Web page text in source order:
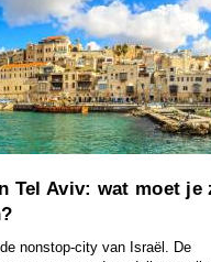
Tel Aviv: wat moet je
nonstop-city van Israël. De